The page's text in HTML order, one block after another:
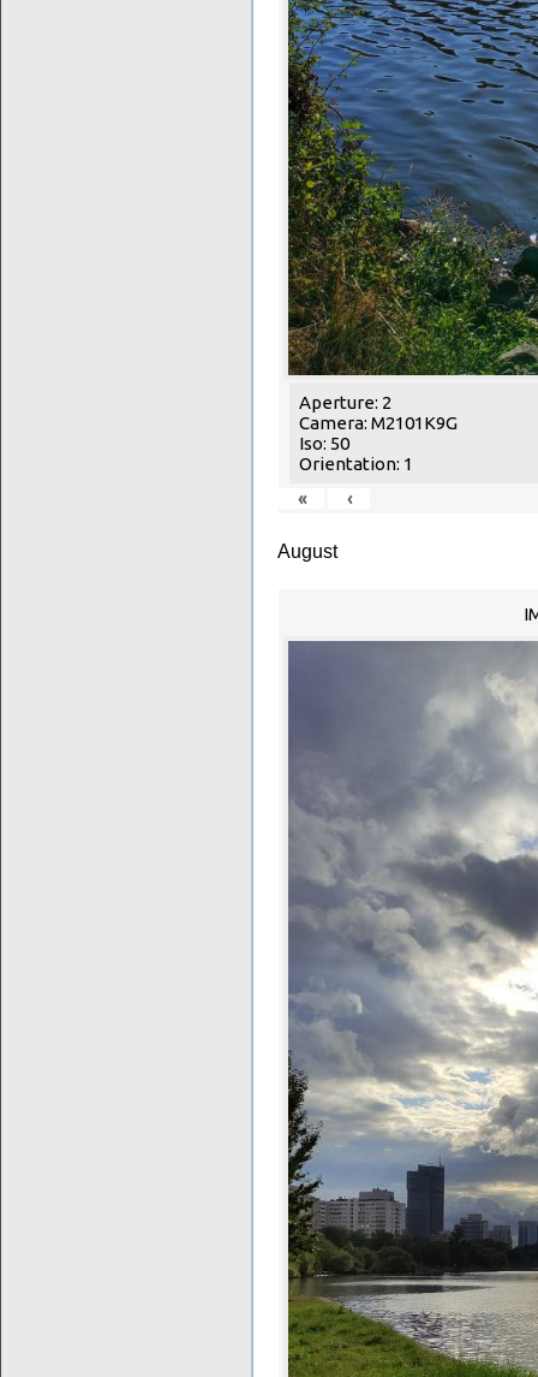
Aperture: 2
Camera: M2101K9G
Iso: 50
Orientation: 1
«
‹
August